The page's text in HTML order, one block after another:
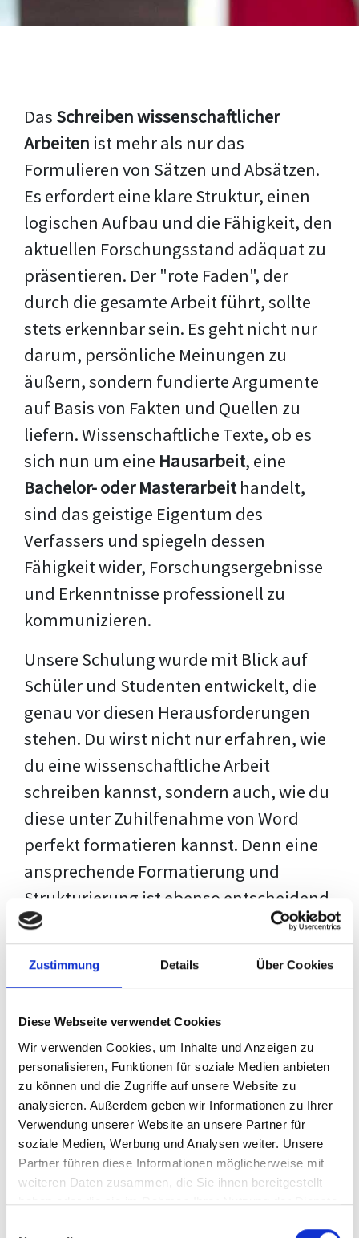
Zustimmung Details Über Cookies
Diese Webseite verwendet Cookies
Wir verwenden Cookies, um Inhalte und Anzeigen zu
personalisieren, Funktionen für soziale Medien anbieten
zu können und die Zugriffe auf unsere Website zu
analysieren. Außerdem geben wir Informationen zu Ihrer
Verwendung unserer Website an unsere Partner für
soziale Medien, Werbung und Analysen weiter. Unsere
Partner führen diese Informationen möglicherweise mit
weiteren Daten zusammen, die Sie ihnen bereitgestellt
haben oder die sie im Rahmen Ihrer Nutzung der Dienste
Das Schreiben wissenschaftlicher
Arbeiten ist mehr als nur das
Formulieren von Sätzen und Absätzen.
Es erfordert eine klare Struktur, einen
logischen Aufbau und die Fähigkeit, den
aktuellen Forschungsstand adäquat zu
präsentieren. Der "rote Faden", der
durch die gesamte Arbeit führt, sollte
stets erkennbar sein. Es geht nicht nur
darum, persönliche Meinungen zu
äußern, sondern fundierte Argumente
auf Basis von Fakten und Quellen zu
liefern. Wissenschaftliche Texte, ob es
sich nun um eine Hausarbeit, eine
Bachelor- oder Masterarbeithandelt,
sind das geistige Eigentum des
Verfassers und spiegeln dessen
Fähigkeit wider, Forschungsergebnisse
und Erkenntnisse professionell zu
kommunizieren.
Unsere Schulung wurde mit Blick auf
Schüler und Studenten entwickelt, die
genau vor diesen Herausforderungen
stehen. Du wirst nicht nur erfahren, wie
du eine wissenschaftliche Arbeit
schreiben kannst, sondern auch, wie du
diese unter Zuhilfenahme von Word
perfekt formatieren kannst. Denn eine
ansprechende Formatierung und
Strukturierung ist ebenso entscheidend
wie der Inhalt selbst. Jeder Prüfer hat
eigene Erwartungen, und unsere
Schulung ist so konzipiert, dass sie dir
deiner individuellen Vorlage zeigt,
anstatt eine Einheitslösung zu bieten.
Der Prozess des wissenschaftlichen
Schreibens kann ohne das richtige
Wissen eine große Herausforderung
darstellen. Jedoch, ausgestattet mit
denTechniken und Strategiendieses
Kurses, wird die Formatierung deiner